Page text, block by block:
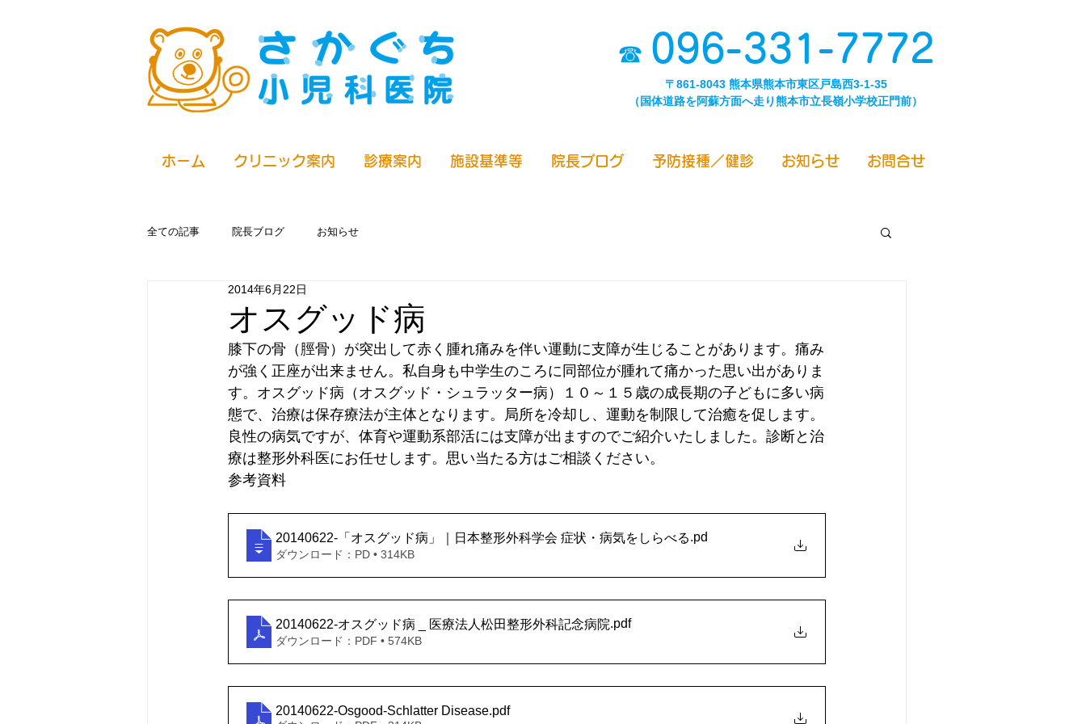
☎ 096-331-7772
〒861-8043 熊本県熊本市東区戸島西3-1-35
（国体道路を阿蘇方面へ走り熊本市立長嶺小学校正門前）
ホーム クリニック案内 診療案内 施設基準等 院長ブログ 予防接種／健診 お知らせ お問合せ
全ての記事 院長ブログ お知らせ
オスグッド病
2014年6月22日
膝下の骨（脛骨）が突出して赤く腫れ痛みを伴い運動に支障が生じることがあります。痛み
が強く正座が出来ません。私自身も中学生のころに同部位が腫れて痛かった思い出がありま
す。オスグッド病（オスグッド・シュラッター病）１０～１５歳の成長期の子どもに多い病
態で、治療は保存療法が主体となります。局所を冷却し、運動を制限して治癒を促します。
良性の病気ですが、体育や運動系部活には支障が出ますのでご紹介いたしました。診断と治
療は整形外科医にお任せします。思い当たる方はご相談ください。
参考資料
20140622-「オスグッド病」｜日本整形外科学会 症状・病気をしらべる.pd
ダウンロード：PD • 314KB
20140622-オスグッド病 _ 医療法人松田整形外科記念病院.pdf
ダウンロード：PDF • 574KB
20140622-Osgood-Schlatter Disease.pdf